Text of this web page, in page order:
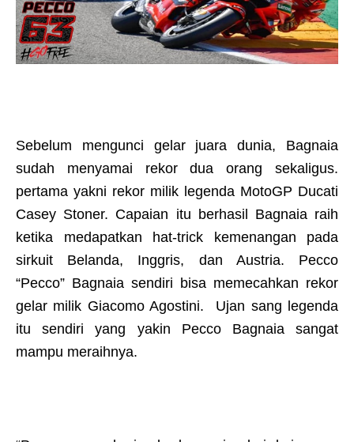
Sebelum mengunci gelar juara dunia, Bagnaia
sudah menyamai rekor dua orang sekaligus.
pertama yakni rekor milik legenda MotoGP Ducati
Casey Stoner. Capaian itu berhasil Bagnaia raih
ketika medapatkan hat-trick kemenangan pada
sirkuit Belanda, Inggris, dan Austria. Pecco
“Pecco” Bagnaia sendiri bisa memecahkan rekor
gelar milik Giacomo Agostini. Ujan sang legenda
itu sendiri yang yakin Pecco Bagnaia sangat
mampu meraihnya.